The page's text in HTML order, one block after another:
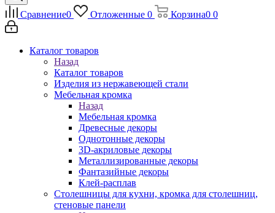
Сравнение0 Отложенные 0 Корзина0 0
Каталог товаров
Назад
Каталог товаров
Изделия из нержавеющей стали
Мебельная кромка
Назад
Мебельная кромка
Древесные декоры
Однотонные декоры
3D-акриловые декоры
Металлизированные декоры
Фантазийные декоры
Клей-расплав
Столешницы для кухни, кромка для столешниц,
стеновые панели